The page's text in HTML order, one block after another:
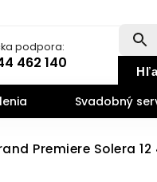
podpora:
462 140
Svadobný
Premiere Solera 12